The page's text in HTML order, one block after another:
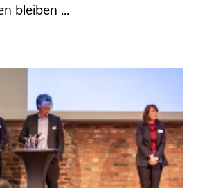
bleiben ...